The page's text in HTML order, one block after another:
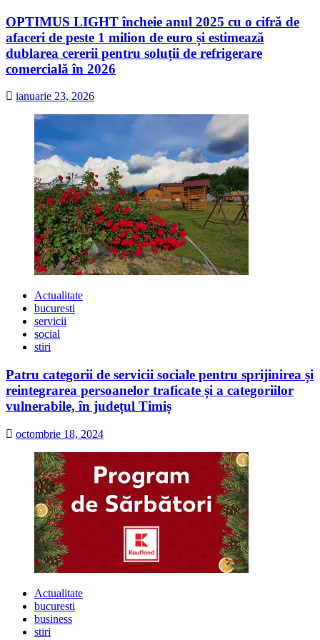
OPTIMUS LIGHT încheie anul 2025 cu o cifră de
afaceri de peste 1 milion de euro și estimează
dublarea cererii pentru soluții de refrigerare
comercială în 2026
ianuarie 23, 2026
Actualitate
bucuresti
servicii
social
stiri
Patru categorii de servicii sociale pentru sprijinirea și
reintegrarea persoanelor traficate și a categoriilor
vulnerabile, în județul Timiș
octombrie 18, 2024
Actualitate
bucuresti
business
stiri